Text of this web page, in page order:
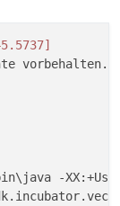
vorbehalten.
-